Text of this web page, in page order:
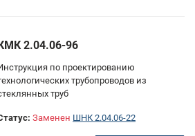
2.04.06-96
по проектированию
трубопроводов из
труб
Заменен ШНК 2.04.06-22